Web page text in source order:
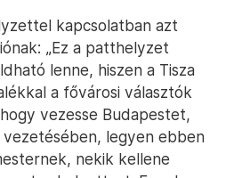
kapcsolatban azt
„Ez a patthelyzet
lenne, hiszen a Tisza
a fővárosi választók
vezesse Budapestet,
legyen ebben
nekik kellene